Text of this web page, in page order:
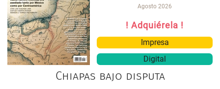
Agosto 2026
! Adquiérela !
Impresa
Digital
Chiapas bajo disputa